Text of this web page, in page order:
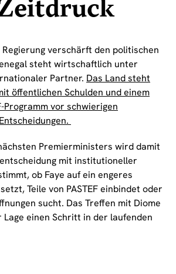
Regierung verschärft den politischen
steht wirtschaftlich unter
Partner. Das Land steht
öffentlichen Schulden und einem
Programm vor schwierigen
Premierministers wird damit
mit institutioneller
ob Faye auf ein engeres
Teile von PASTEF einbindet oder
sucht. Das Treffen mit Diome
einen Schritt in der laufenden